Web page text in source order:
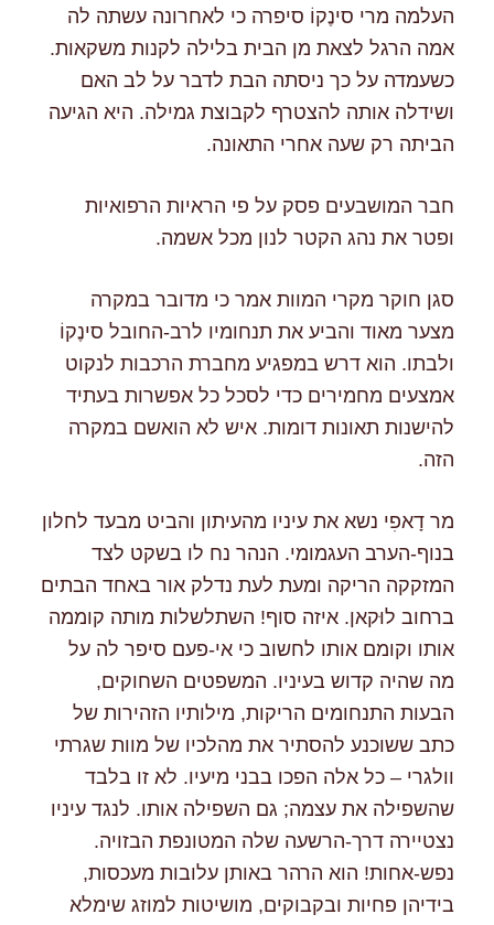
העלמה מרי סינֶקוֹ סיפרה כי לאחרונה עשתה לה
אמה הרגל לצאת מן הבית בלילה לקנות משקאות.
כשעמדה על כך ניסתה הבת לדבר על לב האם
ושידלה אותה להצטרף לקבוצת גמילה. היא הגיעה
הביתה רק שעה אחרי התאונה.
חבר המושבעים פסק על פי הראיות הרפואיות
ופטר את נהג הקטר לנון מכל אשמה.
סגן חוקר מקרי המוות אמר כי מדובר במקרה
מצער מאוד והביע את תנחומיו לרב-החובל סינֶקוֹ
ולבתו. הוא דרש במפגיע מחברת הרכבות לנקוט
אמצעים מחמירים כדי לסכל כל אפשרות בעתיד
להישנות תאונות דומות. איש לא הואשם במקרה
הזה.
מר דָאפִי נשא את עיניו מהעיתון והביט מבעד לחלון
בנוף-הערב העגמומי. הנהר נח לו בשקט לצד
המזקקה הריקה ומעת לעת נדלק אור באחד הבתים
ברחוב לוּקאן. איזה סוף! השתלשלות מותה קוממה
אותו וקומם אותו לחשוב כי אי-פעם סיפר לה על
מה שהיה קדוש בעיניו. המשפטים השחוקים,
הבעות התנחומים הריקות, מילותיו הזהירות של
כתב ששוכנע להסתיר את מהלכיו של מוות שגרתי
וולגרי – כל אלה הפכו בבני מיעיו. לא זו בלבד
שהשפילה את עצמה; גם השפילה אותו. לנגד עיניו
נצטיירה דרך-הרשעה שלה המטונפת הבזויה.
נפש-אחות! הוא הרהר באותן עלובות מעכסות,
בידיהן פחיות ובקבוקים, מושיטות למוזג שימלא